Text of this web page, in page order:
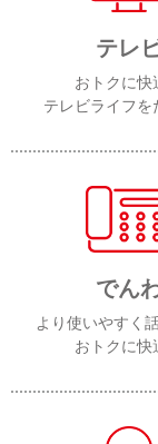
テレ
おトクに快
テレビライフを
でん
より使いやすく
おトクに快